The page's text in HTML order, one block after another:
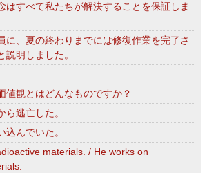
はすべて私たちが解決することを保証しま
に、夏の終わりまでには修復作業を完了さ
説明しました。
値観とはどんなものですか？
ら逃亡した。
込んでいた。
materials. / He works on